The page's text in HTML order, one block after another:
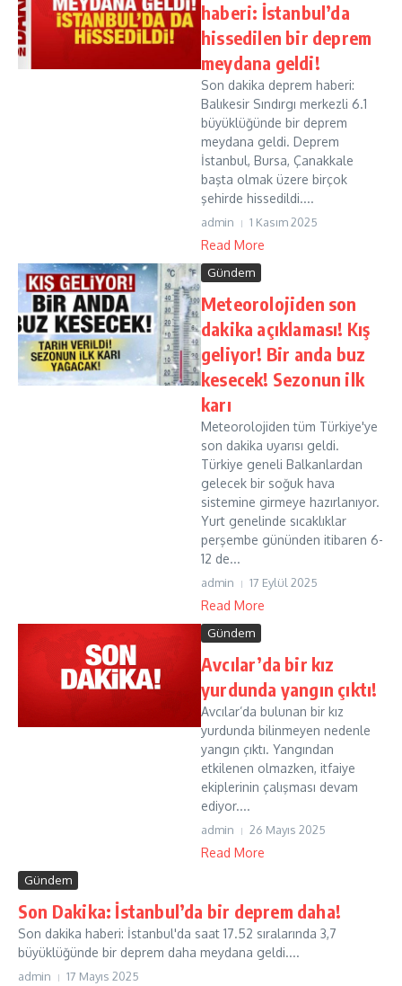
haberi: İstanbul’da
hissedilen bir deprem
meydana geldi!
Son dakika deprem haberi:
Balıkesir Sındırgı merkezli 6.1
büyüklüğünde bir deprem
meydana geldi. Deprem
İstanbul, Bursa, Çanakkale
başta olmak üzere birçok
şehirde hissedildi....
admin 1 Kasım 2025
Read More
Gündem
Meteorolojiden son
dakika açıklaması! Kış
geliyor! Bir anda buz
kesecek! Sezonun ilk
karı
Meteorolojiden tüm Türkiye'ye
son dakika uyarısı geldi.
Türkiye geneli Balkanlardan
gelecek bir soğuk hava
sistemine girmeye hazırlanıyor.
Yurt genelinde sıcaklıklar
perşembe gününden itibaren 6-
12 de...
admin 17 Eylül 2025
Read More
Gündem
Avcılar’da bir kız
yurdunda yangın çıktı!
Avcılar’da bulunan bir kız
yurdunda bilinmeyen nedenle
yangın çıktı. Yangından
etkilenen olmazken, itfaiye
ekiplerinin çalışması devam
ediyor....
admin 26 Mayıs 2025
Read More
Gündem
Son Dakika: İstanbul’da bir deprem daha!
Son dakika haberi: İstanbul'da saat 17.52 sıralarında 3,7
büyüklüğünde bir deprem daha meydana geldi....
admin 17 Mayıs 2025